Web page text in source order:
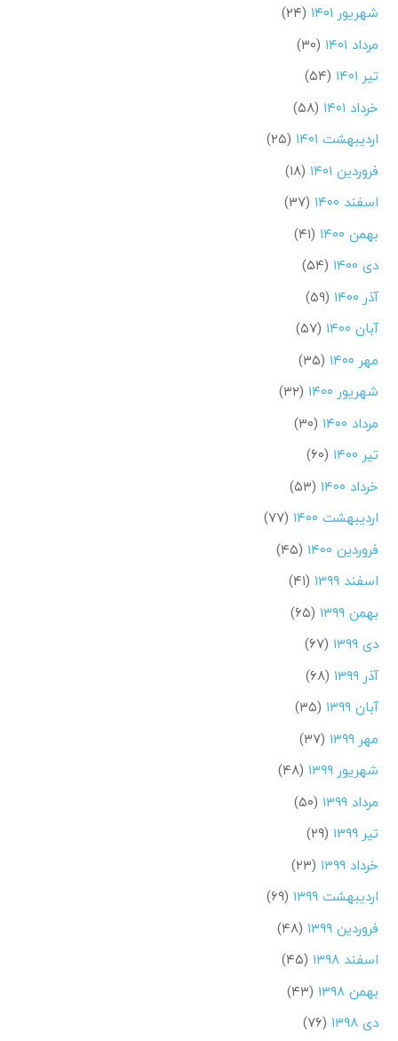
شهریور ۱۴۰۱
(۲۴)
مرداد ۱۴۰۱
(۳۰)
تیر ۱۴۰۱
(۵۴)
خرداد ۱۴۰۱
(۵۸)
اردیبهشت ۱۴۰۱
(۲۵)
فروردین ۱۴۰۱
(۱۸)
اسفند ۱۴۰۰
(۳۷)
بهمن ۱۴۰۰
(۴۱)
دی ۱۴۰۰
(۵۴)
آذر ۱۴۰۰
(۵۹)
آبان ۱۴۰۰
(۵۷)
مهر ۱۴۰۰
(۳۵)
شهریور ۱۴۰۰
(۳۲)
مرداد ۱۴۰۰
(۳۰)
تیر ۱۴۰۰
(۶۰)
خرداد ۱۴۰۰
(۵۳)
اردیبهشت ۱۴۰۰
(۷۷)
فروردین ۱۴۰۰
(۴۵)
اسفند ۱۳۹۹
(۴۱)
بهمن ۱۳۹۹
(۶۵)
دی ۱۳۹۹
(۶۷)
آذر ۱۳۹۹
(۶۸)
آبان ۱۳۹۹
(۳۵)
مهر ۱۳۹۹
(۳۷)
شهریور ۱۳۹۹
(۴۸)
مرداد ۱۳۹۹
(۵۰)
تیر ۱۳۹۹
(۲۹)
خرداد ۱۳۹۹
(۲۳)
اردیبهشت ۱۳۹۹
(۶۹)
فروردین ۱۳۹۹
(۴۸)
اسفند ۱۳۹۸
(۴۵)
بهمن ۱۳۹۸
(۴۳)
دی ۱۳۹۸
(۷۶)